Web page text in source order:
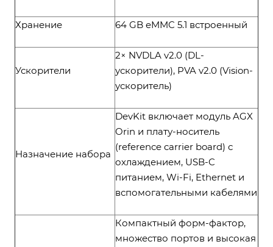
Хранение 64 GB eMMC 5.1 встроенный
Ускорители
2× NVDLA v2.0 (DL-
ускорители), PVA v2.0 (Vision-
ускоритель)
Назначение набора
DevKit включает модуль AGX
Orin и плату-носитель
(reference carrier board) с
охлаждением, USB-C
питанием, Wi-Fi, Ethernet и
вспомогательными кабелями
Компактный форм-фактор,
множество портов и высокая